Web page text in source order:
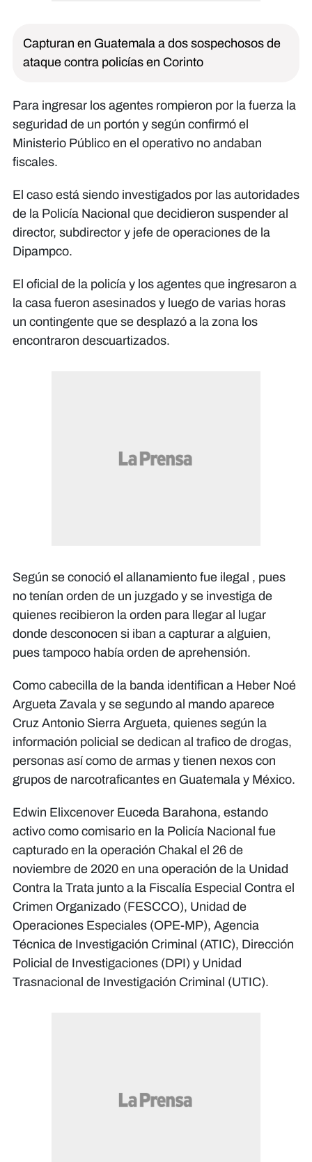
Capturan en Guatemala a dos sospechosos de
ataque contra policías en Corinto
Para ingresar los agentes rompieron por la fuerza la
seguridad de un portón y según confirmó el
Ministerio Público en el operativo no andaban
fiscales.
El caso está siendo investigados por las autoridades
de la Policía Nacional que decidieron suspender al
director, subdirector y jefe de operaciones de la
Dipampco.
El oficial de la policía y los agentes que ingresaron a
la casa fueron asesinados y luego de varias horas
un contingente que se desplazó a la zona los
encontraron descuartizados.
Según se conoció el allanamiento fue ilegal , pues
no tenían orden de un juzgado y se investiga de
quienes recibieron la orden para llegar al lugar
donde desconocen si iban a capturar a alguien,
pues tampoco había orden de aprehensión.
Como cabecilla de la banda identifican a Heber Noé
Argueta Zavala y se segundo al mando aparece
Cruz Antonio Sierra Argueta, quienes según la
información policial se dedican al trafico de drogas,
personas así como de armas y tienen nexos con
grupos de narcotraficantes en Guatemala y México.
Edwin Elixcenover Euceda Barahona, estando
activo como comisario en la Policía Nacional fue
capturado en la operación Chakal el 26 de
noviembre de 2020 en una operación de la Unidad
Contra la Trata junto a la Fiscalía Especial Contra el
Crimen Organizado (FESCCO), Unidad de
Operaciones Especiales (OPE-MP), Agencia
Técnica de Investigación Criminal (ATIC), Dirección
Policial de Investigaciones (DPI) y Unidad
Trasnacional de Investigación Criminal (UTIC).